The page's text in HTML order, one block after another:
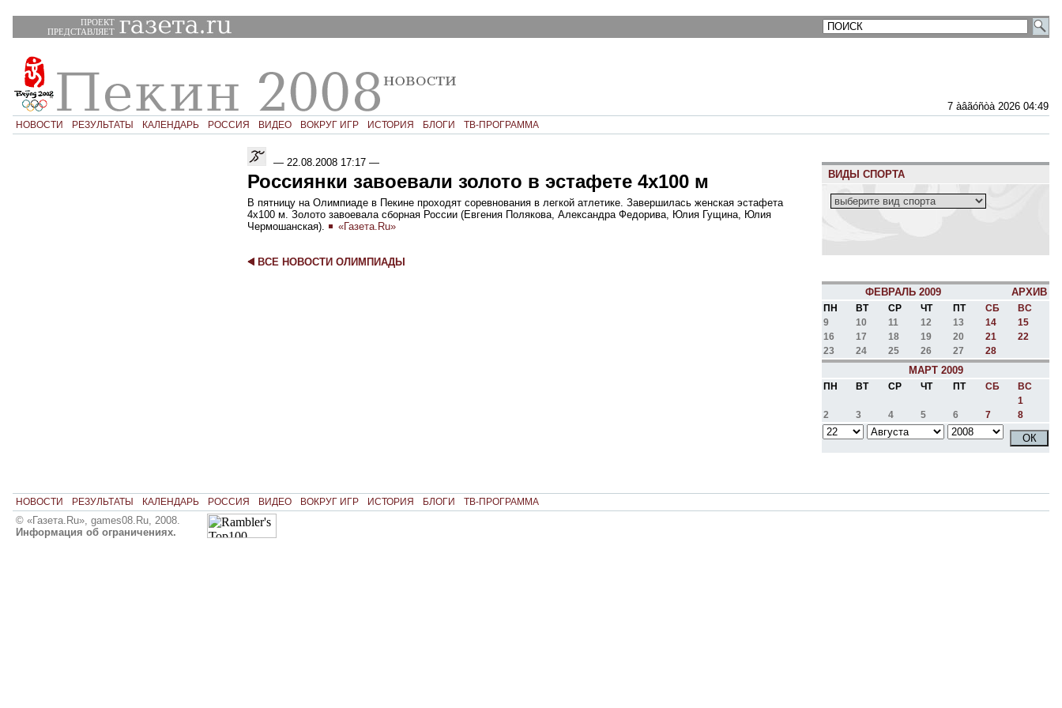
ПРОЕКТ
ПРЕДСТАВЛЯЕТ
7 àâãóñòà 2026 04:49
НОВОСТИ РЕЗУЛЬТАТЫ КАЛЕНДАРЬ РОССИЯ ВИДЕО ВОКРУГ ИГР ИСТОРИЯ БЛОГИ ТВ-ПРОГРАММА
— 22.08.2008 17:17 —
Россиянки завоевали золото в эстафетe 4x100 м
В пятницу на Олимпиаде в Пекине проходят соревнования в легкой атлетике. Завершилась женская эстафета
4x100 м. Золото завоевала сборная России (Евгения Полякова, Александра Федорива, Юлия Гущина, Юлия
Чермошанская).
«Газета.Ru»
ВСЕ НОВОСТИ ОЛИМПИАДЫ
ВИДЫ СПОРТА
ФЕВРАЛЬ 2009 АРХИВ
ПН ВТ СР ЧТ ПТ СБ
ВС
9
10 11 12 13 14
15
16
17 18 19 20 21
22
23
24 25 26 27 28
МАРТ 2009
ПН ВТ СР ЧТ ПТ СБ
ВС
1
2
3 4 5 6 7 8
НОВОСТИ РЕЗУЛЬТАТЫ КАЛЕНДАРЬ РОССИЯ ВИДЕО ВОКРУГ ИГР ИСТОРИЯ БЛОГИ ТВ-ПРОГРАММА
© «Газета.Ru», games08.Ru, 2008.
Информация об ограничениях.